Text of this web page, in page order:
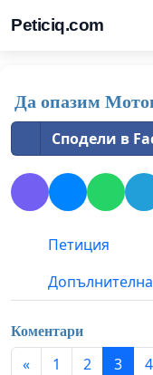
Peticiq.com
Да опазим
Сподели в
Петиция
Коментари
« 1 2 3 4